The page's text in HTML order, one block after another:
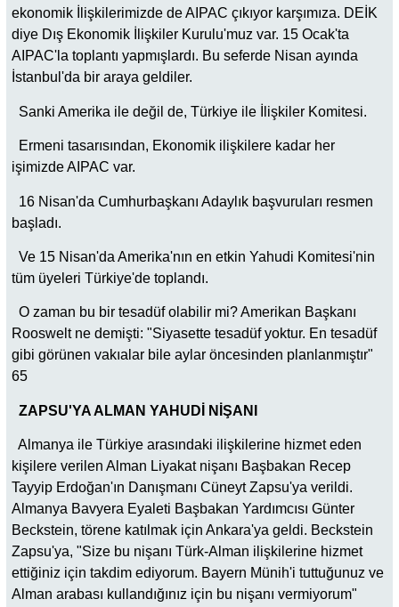
ekonomik İlişkilerimizde de AIPAC çıkıyor karşımıza. DEİK
diye Dış Ekonomik İlişkiler Kurulu'muz var. 15 Ocak'ta
AIPAC'la toplantı yapmışlardı. Bu seferde Nisan ayında
İstanbul'da bir araya geldiler.
Sanki Amerika ile değil de, Türkiye ile İlişkiler Komitesi.
Ermeni tasarısından, Ekonomik ilişkilere kadar her
işimizde AIPAC var.
16 Nisan'da Cumhurbaşkanı Adaylık başvuruları resmen
başladı.
Ve 15 Nisan'da Amerika'nın en etkin Yahudi Komitesi'nin
tüm üyeleri Türkiye'de toplandı.
O zaman bu bir tesadüf olabilir mi? Amerikan Başkanı
Rooswelt ne demişti: "Siyasette tesadüf yoktur. En tesadüf
gibi görünen vakıalar bile aylar öncesinden planlanmıştır"
65
ZAPSU'YA ALMAN YAHUDİ NİŞANI
Almanya ile Türkiye arasındaki ilişkilerine hizmet eden
kişilere verilen Alman Liyakat nişanı Başbakan Recep
Tayyip Erdoğan'ın Danışmanı Cüneyt Zapsu'ya verildi.
Almanya Bavyera Eyaleti Başbakan Yardımcısı Günter
Beckstein, törene katılmak için Ankara'ya geldi. Beckstein
Zapsu'ya, "Size bu nişanı Türk-Alman ilişkilerine hizmet
ettiğiniz için takdim ediyorum. Bayern Münih'i tuttuğunuz ve
Alman arabası kullandığınız için bu nişanı vermiyorum"